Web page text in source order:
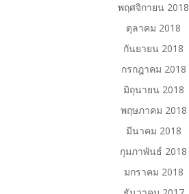
พฤศจิกายน 2018
ตุลาคม 2018
กันยายน 2018
กรกฎาคม 2018
มิถุนายน 2018
พฤษภาคม 2018
มีนาคม 2018
กุมภาพันธ์ 2018
มกราคม 2018